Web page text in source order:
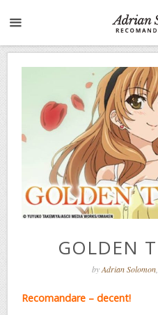
GOLDEN
byAdrian Solomon
Recomandare – decent!